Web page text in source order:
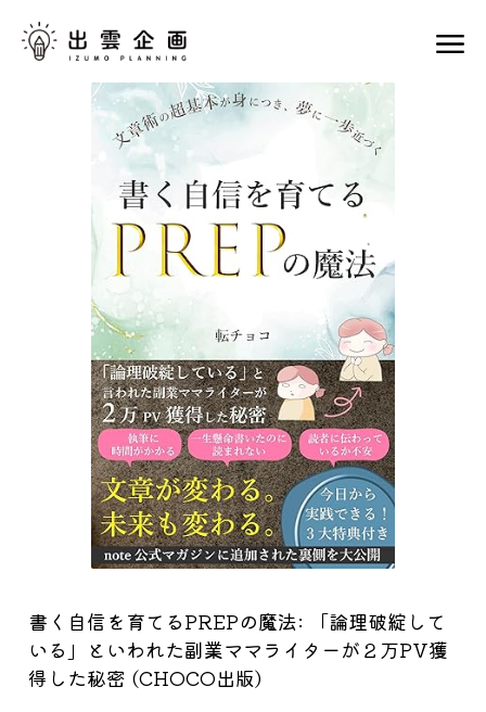
書く自信を育てるPREPの魔法: 「論理破綻して
いる」といわれた副業ママライターが２万PV獲
得した秘密 (CHOCO出版)